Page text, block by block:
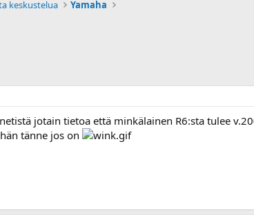
keskustelua Yamaha
jotain tietoa että minkälainen R6:sta tulee
tänne jos on